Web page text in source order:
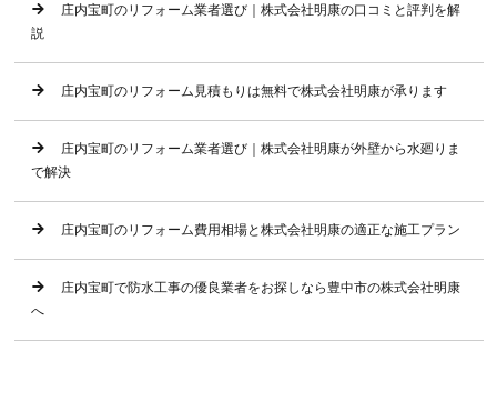
庄内宝町のリフォーム業者選び｜株式会社明康の口コミと評判を解
説
庄内宝町のリフォーム見積もりは無料で株式会社明康が承ります
庄内宝町のリフォーム業者選び｜株式会社明康が外壁から水廻りま
で解決
庄内宝町のリフォーム費用相場と株式会社明康の適正な施工プラン
庄内宝町で防水工事の優良業者をお探しなら豊中市の株式会社明康
へ